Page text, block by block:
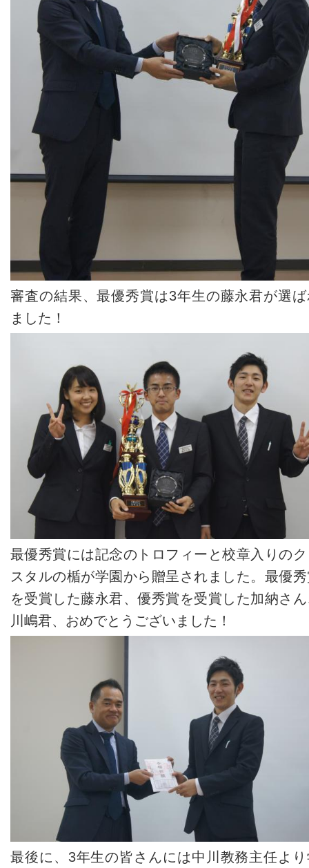
審査の結果、最優秀賞は3年生の藤永君が選
ました！
最優秀賞には記念のトロフィーと校章入りの
スタルの楯が学園から贈呈されました。最優
を受賞した藤永君、優秀賞を受賞した加納さ
川嶋君、おめでとうございました！
最後に、3年生の皆さんには中川教務主任よ